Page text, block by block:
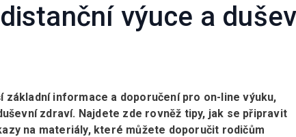
výuce a
informace a doporučení pro on-line výuku,
zdraví. Najdete zde rovněž tipy, jak se připravit
na materiály, které můžete doporučit rodičům